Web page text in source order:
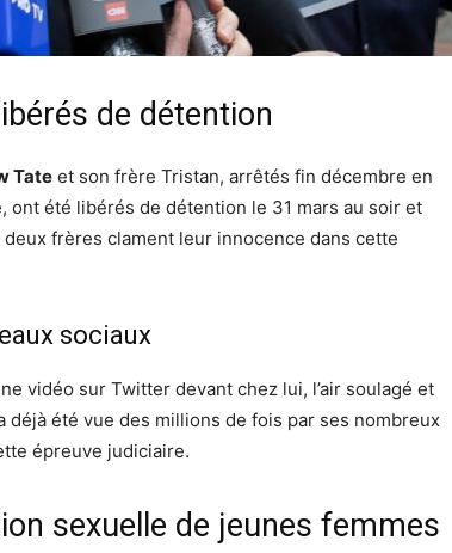
de détention
Tate et son frère Tristan, arrêtés fin décembre en
ont été libérés de détention le 31 mars au soir et
frères clament leur innocence dans cette
sociaux
vidéo sur Twitter devant chez lui, l’air soulagé et
été vue des millions de fois par ses nombreux
épreuve judiciaire.
sexuelle de jeunes femmes